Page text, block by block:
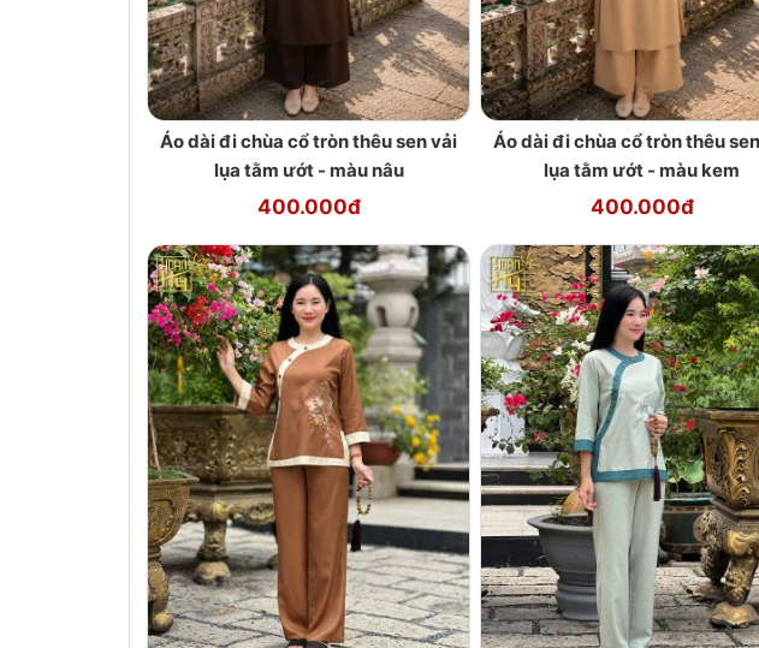
Áo dài đi chùa cổ tròn thêu sen vải
lụa tằm ướt - màu nâu
400.000đ
Áo dài đi chùa cổ tròn thêu
lụa tằm ướt - màu kem
400.000đ